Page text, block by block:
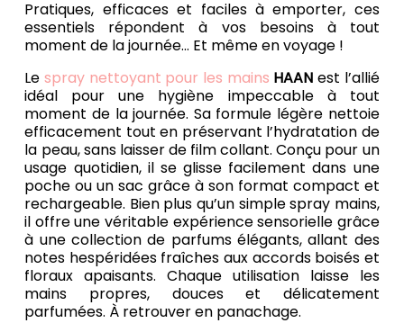
Pratiques, efficaces et faciles à emporter, ces
essentiels répondent à vos besoins à tout
moment de la journée… Et même en voyage !
Lespray nettoyant pour les mains HAAN est l’allié
idéal pour une hygiène impeccable à tout
moment de la journée. Sa formule légère nettoie
efficacement tout en préservant l’hydratation de
la peau, sans laisser de film collant. Conçu pour un
usage quotidien, il se glisse facilement dans une
poche ou un sac grâce à son format compact et
rechargeable. Bien plus qu’un simple spray mains,
il offre une véritable expérience sensorielle grâce
à une collection de parfums élégants, allant des
notes hespéridées fraîches aux accords boisés et
floraux apaisants. Chaque utilisation laisse les
mains propres, douces et délicatement
parfumées. À retrouver en panachage.